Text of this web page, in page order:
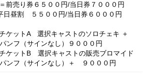
前売り券６５００円/当日券７０００円
日昼割 ５５００円/当日券６０００円
チケットA 選択キャストのソロチェキ ＋
ンフ（サインなし）９０００円
チケットB 選択キャストの販売ブロマイド
ンフ（サインなし）＋ ９０００円